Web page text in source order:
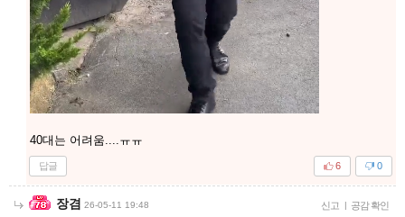
40대는 어려움....ㅠㅠ
답글 0
6
장겸 26-05-11 19:48 신고 | 공감 확인